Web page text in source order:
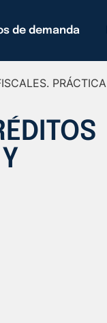
de demanda
PRÁCTICA